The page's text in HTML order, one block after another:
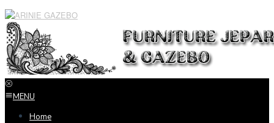
Loncat
ke
konten
MENU
Home